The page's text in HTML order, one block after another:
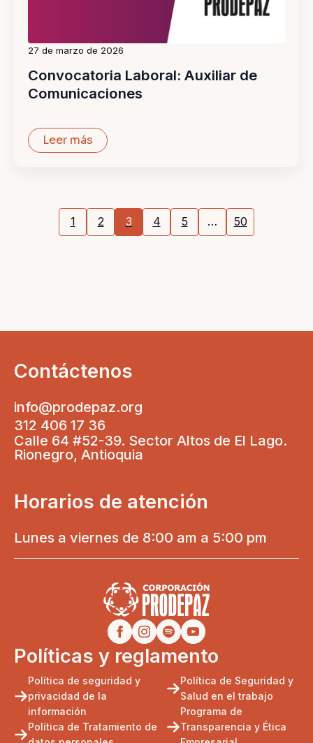
Convocatoria Laboral: Auxiliar de
Comunicaciones
27 de marzo de 2026
Leer más
1 2 3 4 5 … 50
Contáctenos
info@prodepaz.org
312 406 17 36
Calle 64 #52-39. Sector Altos de El Lago.
Rionegro, Antioquia
Horarios de atención
Lunes a viernes de 8:00 am a 5:00 pm
Políticas y reglamento
Política de seguridad y
privacidad de la
información
Política de Tratamiento de
Política de Seguridad y
Salud en el trabajo
Programa de
Transparencia y Ética